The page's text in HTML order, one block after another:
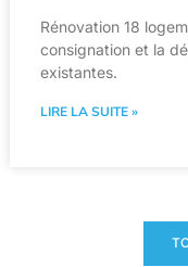
Rénovation 18
consignation et la
existantes.
LIRE LA SUITE »